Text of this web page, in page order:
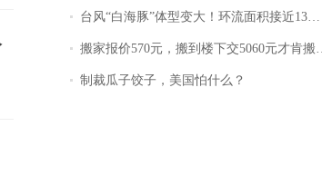
台风“白海豚”体型变大！环流面积接近13个浙江那么大
搬家报价570元，搬到楼下交5060元才肯搬上楼！女子傻眼了……
制裁瓜子饺子，美国怕什么？